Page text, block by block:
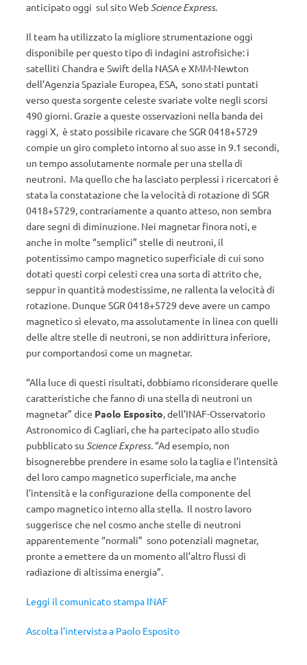
anticipato oggi sul sito WebScience Express.
Il team ha utilizzato la migliore strumentazione oggi
disponibile per questo tipo di indagini astrofisiche: i
satelliti Chandra e Swift della NASA e XMM-Newton
dell’Agenzia Spaziale Europea, ESA, sono stati puntati
verso questa sorgente celeste svariate volte negli scorsi
490 giorni. Grazie a queste osservazioni nella banda dei
raggi X, è stato possibile ricavare che SGR 0418+5729
compie un giro completo intorno al suo asse in 9.1 secondi,
un tempo assolutamente normale per una stella di
neutroni. Ma quello che ha lasciato perplessi i ricercatori è
stata la constatazione che la velocità di rotazione di SGR
0418+5729, contrariamente a quanto atteso, non sembra
dare segni di diminuzione. Nei magnetar finora noti, e
anche in molte “semplici” stelle di neutroni, il
potentissimo campo magnetico superficiale di cui sono
dotati questi corpi celesti crea una sorta di attrito che,
seppur in quantità modestissime, ne rallenta la velocità di
rotazione. Dunque SGR 0418+5729 deve avere un campo
magnetico sì elevato, ma assolutamente in linea con quelli
delle altre stelle di neutroni, se non addirittura inferiore,
pur comportandosi come un magnetar.
“Alla luce di questi risultati, dobbiamo riconsiderare quelle
caratteristiche che fanno di una stella di neutroni un
magnetar” dice Paolo Esposito, dell’INAF-Osservatorio
Astronomico di Cagliari, che ha partecipato allo studio
pubblicato su Science Express.“Ad esempio, non
bisognerebbe prendere in esame solo la taglia e l’intensità
del loro campo magnetico superficiale, ma anche
l’intensità e la configurazione della componente del
campo magnetico interno alla stella. Il nostro lavoro
suggerisce che nel cosmo anche stelle di neutroni
apparentemente “normali” sono potenziali magnetar,
pronte a emettere da un momento all’altro flussi di
radiazione di altissima energia”.
Leggi il comunicato stampa INAF
Ascolta l’intervista a Paolo Esposito